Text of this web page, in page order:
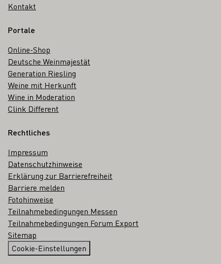
Kontakt
Portale
Online-Shop
Deutsche Weinmajestät
Generation Riesling
Weine mit Herkunft
Wine in Moderation
Clink Different
Rechtliches
Impressum
Datenschutzhinweise
Erklärung zur Barrierefreiheit
Barriere melden
Fotohinweise
Teilnahmebedingungen Messen
Teilnahmebedingungen Forum Export
Sitemap
Cookie-Einstellungen